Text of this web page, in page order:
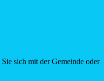
Sie sich mit der Gemeinde oder